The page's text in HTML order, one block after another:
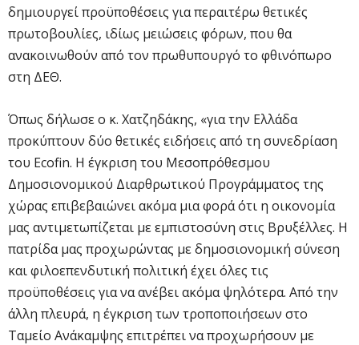
δημιουργεί προϋποθέσεις για περαιτέρω θετικές
πρωτοβουλίες, ιδίως μειώσεις φόρων, που θα
ανακοινωθούν από τον πρωθυπουργό το φθινόπωρο
στη ΔΕΘ.
Όπως δήλωσε ο κ. Χατζηδάκης, «για την Ελλάδα
προκύπτουν δύο θετικές ειδήσεις από τη συνεδρίαση
του Ecofin. Η έγκριση του Μεσοπρόθεσμου
Δημοσιονομικού Διαρθρωτικού Προγράμματος της
χώρας επιβεβαιώνει ακόμα μια φορά ότι η οικονομία
μας αντιμετωπίζεται με εμπιστοσύνη στις Βρυξέλλες. Η
πατρίδα μας προχωρώντας με δημοσιονομική σύνεση
και φιλοεπενδυτική πολιτική έχει όλες τις
προϋποθέσεις για να ανέβει ακόμα ψηλότερα. Από την
άλλη πλευρά, η έγκριση των τροποποιήσεων στο
Ταμείο Ανάκαμψης επιτρέπει να προχωρήσουν με